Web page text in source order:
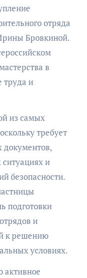
отряда
Бровкиной.
в
труда и
из самых
требует
документов,
ситуациях и
безопасности.
подготовки
и
к решению
условиях.
активное